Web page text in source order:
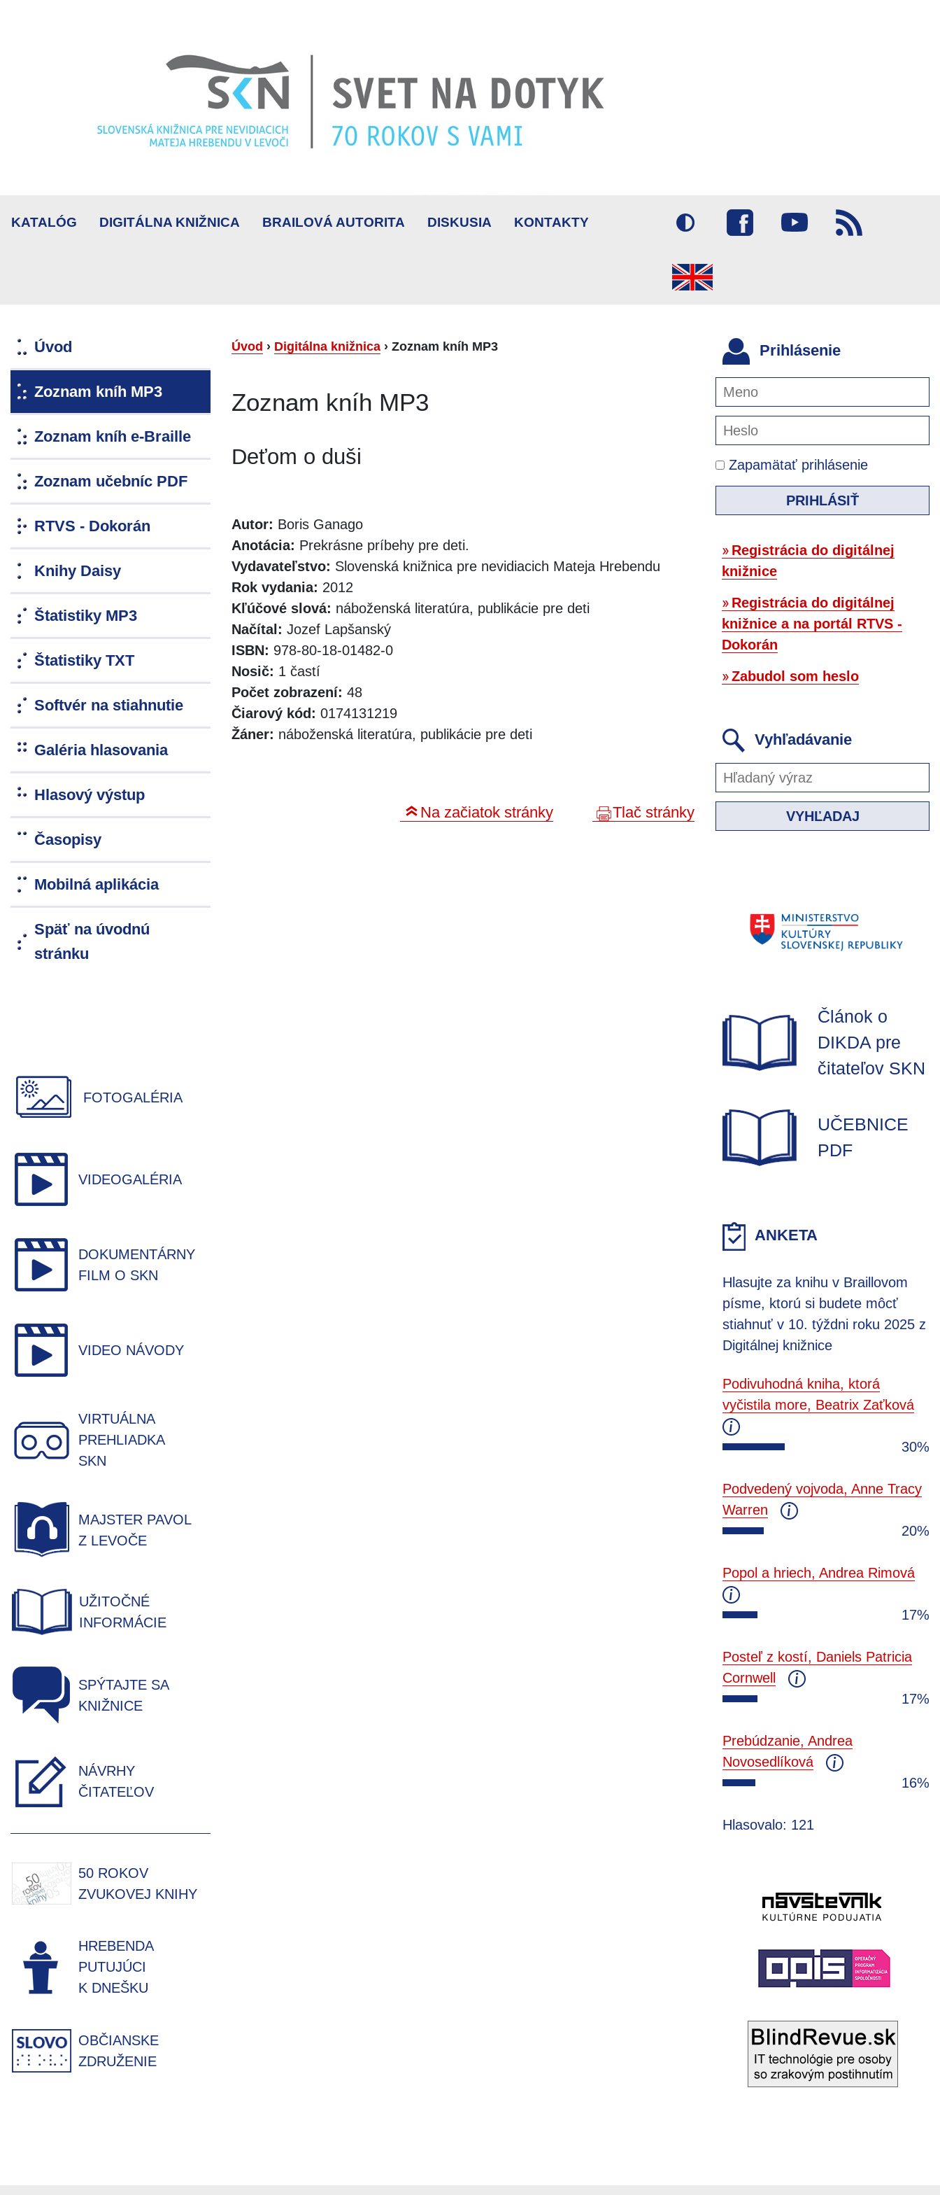
KATALÓG DIGITÁLNA KNIŽNICA BRAILOVÁ AUTORITA DISKUSIA KONTAKTY
Úvod
Zoznam kníh MP3
Zoznam kníh e-Braille
Zoznam učebníc PDF
RTVS - Dokorán
Knihy Daisy
Štatistiky MP3
Štatistiky TXT
Softvér na stiahnutie
Galéria hlasovania
Hlasový výstup
Časopisy
Mobilná aplikácia
Späť na úvodnú
stránku
FOTOGALÉRIA
VIDEOGALÉRIA
DOKUMENTÁRNY
FILM O SKN
VIDEO NÁVODY
VIRTUÁLNA
PREHLIADKA
SKN
MAJSTER PAVOL
Z LEVOČE
UŽITOČNÉ
INFORMÁCIE
SPÝTAJTE SA
KNIŽNICE
NÁVRHY
ČITATEĽOV
50 ROKOV
ZVUKOVEJ KNIHY
HREBENDA
PUTUJÚCI
K DNEŠKU
OBČIANSKE
ZDRUŽENIE
Úvod › Digitálna knižnica › Zoznam kníh MP3
Zoznam kníh MP3
Deťom o duši
Autor: Boris Ganago
Anotácia: Prekrásne príbehy pre deti.
Vydavateľstvo: Slovenská knižnica pre nevidiacich Mateja Hrebendu
Rok vydania: 2012
Kľúčové slová: náboženská literatúra, publikácie pre deti
Načítal: Jozef Lapšanský
ISBN: 978-80-18-01482-0
Nosič: 1 častí
Počet zobrazení: 48
Čiarový kód: 0174131219
Žáner: náboženská literatúra, publikácie pre deti
Na začiatok stránky Tlač stránky
Prihlásenie
Zapamätať prihlásenie
PRIHLÁSIŤ
Registrácia do digitálnej
knižnice
Registrácia do digitálnej
knižnice a na portál RTVS -
Dokorán
Zabudol som heslo
Vyhľadávanie
VYHĽADAJ
Článok o
DIKDA pre
čitateľov SKN
UČEBNICE
PDF
ANKETA
Hlasujte za knihu v Braillovom
písme, ktorú si budete môcť
stiahnuť v 10. týždni roku 2025 z
Digitálnej knižnice
Podivuhodná kniha, ktorá
vyčistila more, Beatrix Zaťková
30%
Podvedený vojvoda, Anne Tracy
Warren
20%
Popol a hriech, Andrea Rimová
17%
Posteľ z kostí, Daniels Patricia
Cornwell
17%
Prebúdzanie, Andrea
Novosedlíková
16%
Hlasovalo: 121